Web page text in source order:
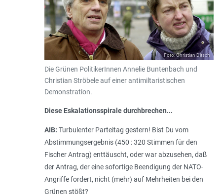
Foto: Christian Ditsch
Die Grünen PolitikerInnen Annelie Buntenbach und
Christian Ströbele auf einer antimiltaristischen
Demonstration.
Diese Eskalationsspirale durchbrechen...
AIB: Turbulenter Parteitag gestern! Bist Du vom
Abstimmungsergebnis (450 : 320 Stimmen für den
Fischer Antrag) enttäuscht, oder war abzusehen, daß
der Antrag, der eine sofortige Beendigung der NATO-
Angriffe fordert, nicht (mehr) auf Mehrheiten bei den
Grünen stößt?